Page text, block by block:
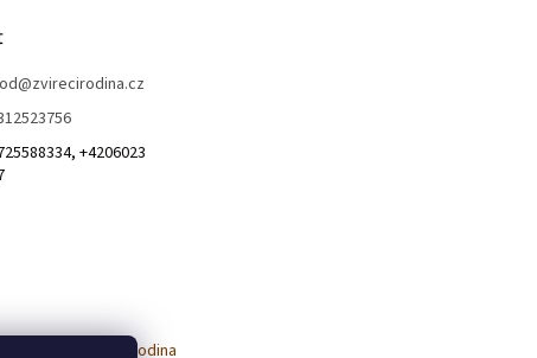
@zvirecirodina.cz
+4206023